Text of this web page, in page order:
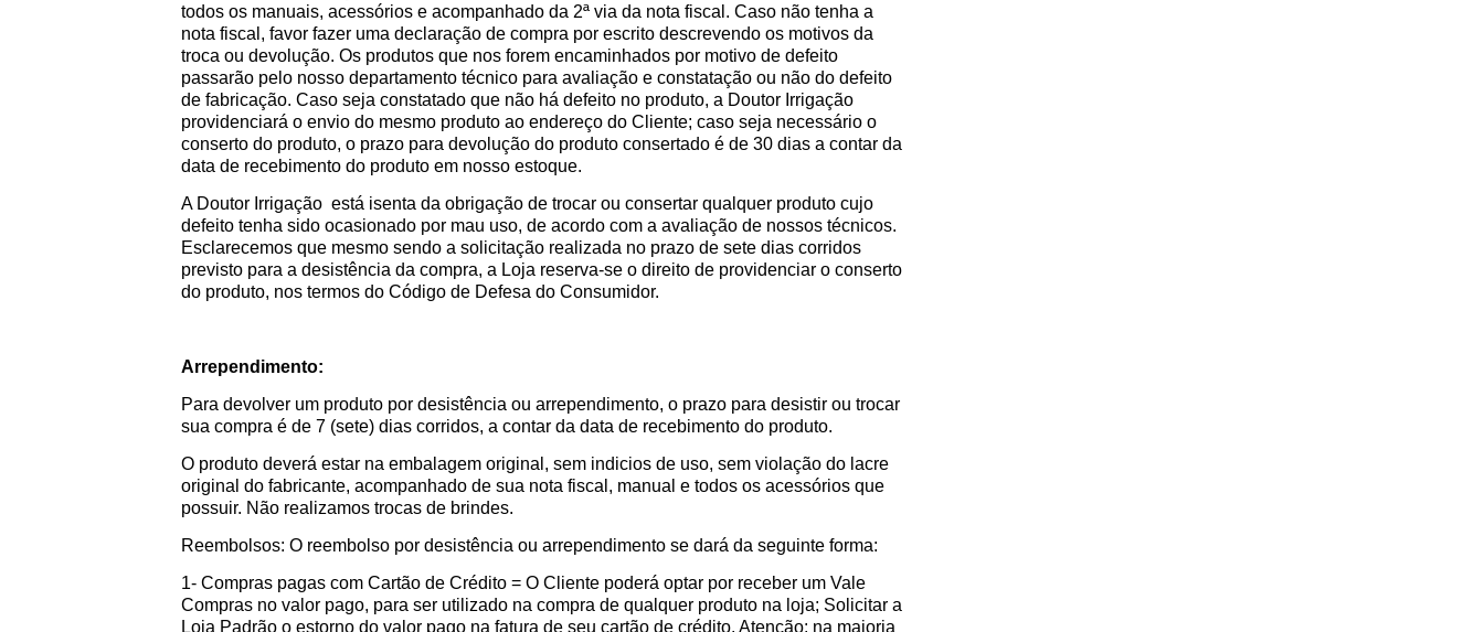
todos os manuais, acessórios e acompanhado da 2ª via da nota fiscal. Caso não tenha a
nota fiscal, favor fazer uma declaração de compra por escrito descrevendo os motivos da
troca ou devolução. Os produtos que nos forem encaminhados por motivo de defeito
passarão pelo nosso departamento técnico para avaliação e constatação ou não do defeito
de fabricação. Caso seja constatado que não há defeito no produto, a Doutor Irrigação
providenciará o envio do mesmo produto ao endereço do Cliente; caso seja necessário o
conserto do produto, o prazo para devolução do produto consertado é de 30 dias a contar da
data de recebimento do produto em nosso estoque.
A Doutor Irrigação está isenta da obrigação de trocar ou consertar qualquer produto cujo
defeito tenha sido ocasionado por mau uso, de acordo com a avaliação de nossos técnicos.
Esclarecemos que mesmo sendo a solicitação realizada no prazo de sete dias corridos
previsto para a desistência da compra, a Loja reserva-se o direito de providenciar o conserto
do produto, nos termos do Código de Defesa do Consumidor.
Arrependimento:
Para devolver um produto por desistência ou arrependimento, o prazo para desistir ou trocar
sua compra é de 7 (sete) dias corridos, a contar da data de recebimento do produto.
O produto deverá estar na embalagem original, sem indi­cios de uso, sem violação do lacre
original do fabricante, acompanhado de sua nota fiscal, manual e todos os acessórios que
possuir. Não realizamos trocas de brindes.
Reembolsos: O reembolso por desistência ou arrependimento se dará da seguinte forma:
1- Compras pagas com Cartão de Crédito = O Cliente poderá optar por receber um Vale
Compras no valor pago, para ser utilizado na compra de qualquer produto na loja; Solicitar a
Loja Padrão o estorno do valor pago na fatura de seu cartão de crédito. Atenção: na maioria